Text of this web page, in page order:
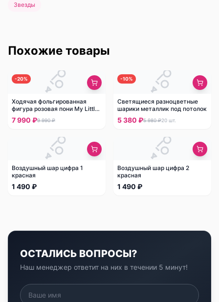
Звезды
Похожие товары
-20%
Ходячая фольгированная
фигура розовая пони My Little
Pony
7 990 ₽9 990 ₽
-10%
Светящиеся разноцветные
шарики металлик под потолок
5 380 ₽5 980 ₽20 шт.
Воздушный шар цифра 1
красная
1 490 ₽
Воздушный шар цифра 2
красная
1 490 ₽
ОСТАЛИСЬ ВОПРОСЫ?
Наш менеджер ответит на них в течении 5 минут!